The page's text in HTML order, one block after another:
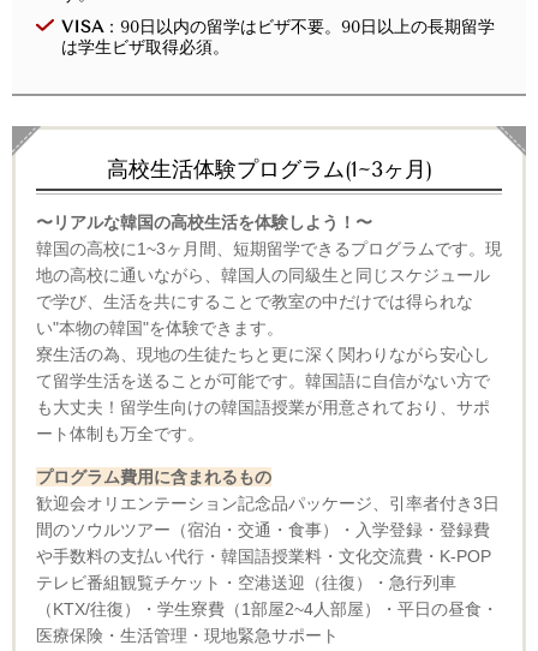
VISA：90日以内の留学はビザ不要。90日以上の長期留学
は学生ビザ取得必須。
高校生活体験プログラム(1~3ヶ月)
〜リアルな韓国の高校生活を体験しよう！〜
韓国の高校に1~3ヶ月間、短期留学できるプログラムです。現
地の高校に通いながら、韓国人の同級生と同じスケジュール
で学び、生活を共にすることで教室の中だけでは得られな
い"本物の韓国"を体験できます。
寮生活の為、現地の生徒たちと更に深く関わりながら安心し
て留学生活を送ることが可能です。韓国語に自信がない方で
も大丈夫！留学生向けの韓国語授業が用意されており、サポ
ート体制も万全です。
プログラム費用に含まれるもの
歓迎会オリエンテーション記念品パッケージ、引率者付き3日
間のソウルツアー（宿泊・交通・食事）・入学登録・登録費
や手数料の支払い代行・韓国語授業料・文化交流費・K-POP
テレビ番組観覧チケット・空港送迎（往復）・急行列車
（KTX/往復）・学生寮費（1部屋2~4人部屋）・平日の昼食・
医療保険・生活管理・現地緊急サポート